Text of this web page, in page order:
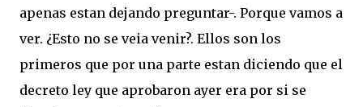
apenas estan dejando preguntar-. Porque vamos a
ver. ¿Esto no se veia venir?. Ellos son los
primeros que por una parte estan diciendo que el
decreto ley que aprobaron ayer era por si se